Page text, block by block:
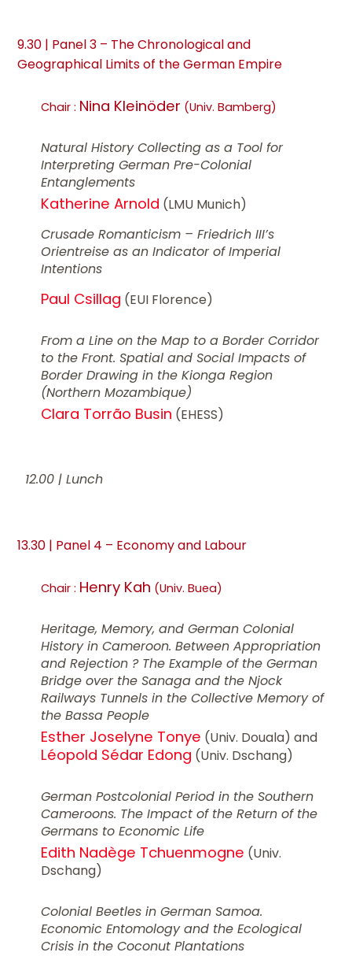
9.30 | Panel 3 – The Chronological and
Geographical Limits of the German Empire
Chair : Nina Kleinöder (Univ. Bamberg)
Natural History Collecting as a Tool for
Interpreting German Pre-Colonial
Entanglements
Katherine Arnold (LMU Munich)
Crusade Romanticism – Friedrich III’s
Orientreise as an Indicator of Imperial
Intentions
Paul Csillag (EUI Florence)
From a Line on the Map to a Border Corridor
to the Front. Spatial and Social Impacts of
Border Drawing in the Kionga Region
(Northern Mozambique)
Clara Torrão Busin (EHESS)
12.00 | Lunch
13.30 | Panel 4 – Economy and Labour
Chair : Henry Kah (Univ. Buea)
Heritage, Memory, and German Colonial
History in Cameroon. Between Appropriation
and Rejection ? The Example of the German
Bridge over the Sanaga and the Njock
Railways Tunnels in the Collective Memory of
the Bassa People
Esther Joselyne Tonye (Univ. Douala) and
Léopold Sédar Edong (Univ. Dschang)
German Postcolonial Period in the Southern
Cameroons. The Impact of the Return of the
Germans to Economic Life
Edith Nadège Tchuenmogne (Univ.
Dschang)
Colonial Beetles in German Samoa.
Economic Entomology and the Ecological
Crisis in the Coconut Plantations